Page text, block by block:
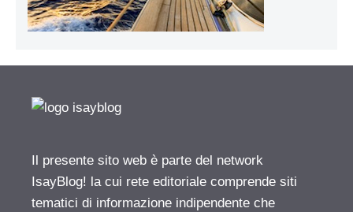
Il presente sito web è parte del network
IsayBlog! la cui rete editoriale comprende siti
tematici di informazione indipendente che